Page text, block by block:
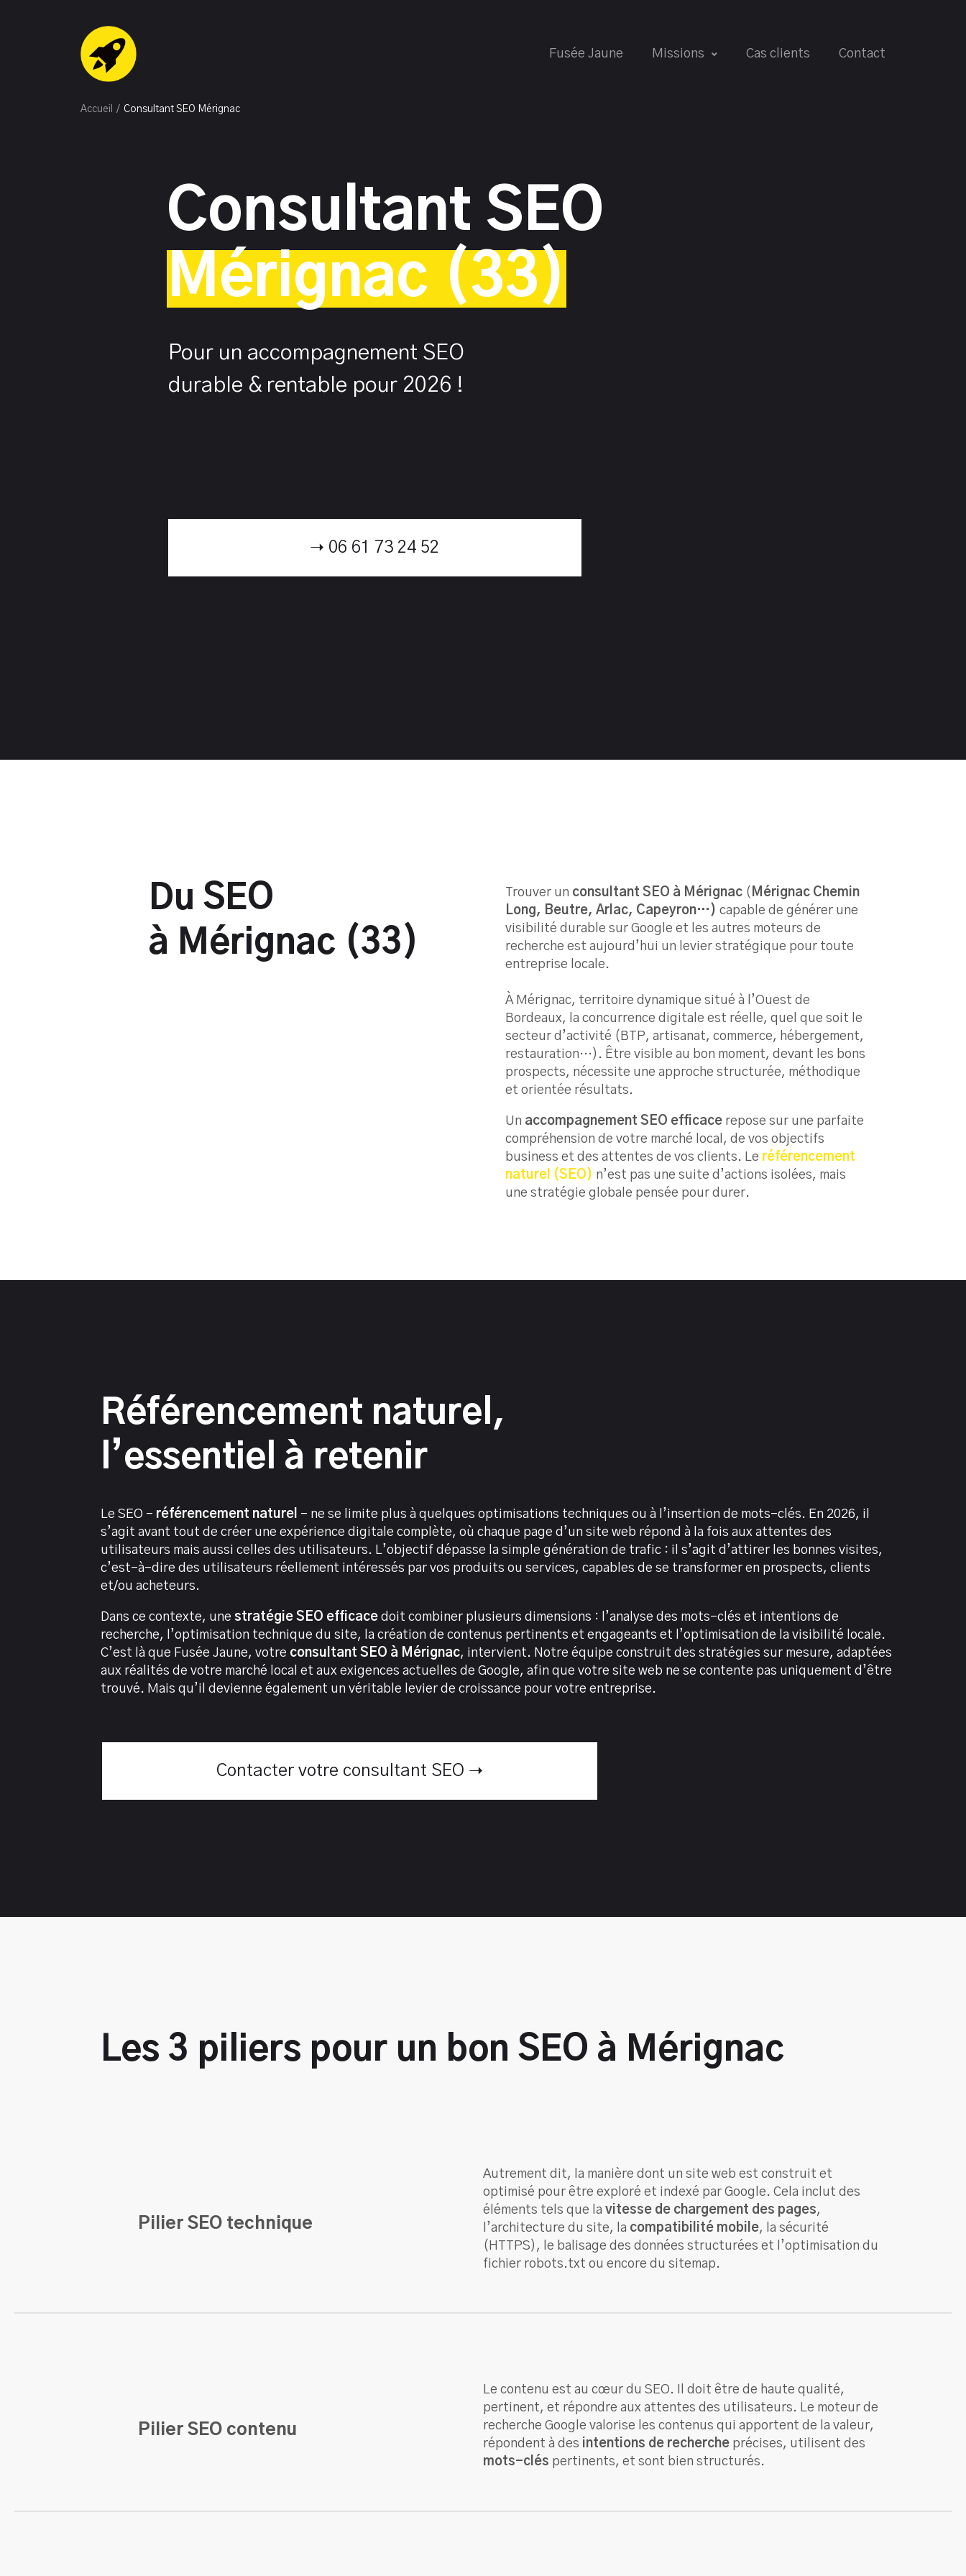
Fusée Jaune Missions Cas clients Contact
Accueil / Consultant SEO Mérignac
Consultant SEO
Mérignac (33)
Pour un accompagnement SEO
durable & rentable pour 2026 !
➝ 06 61 73 24 52
Du SEO
à Mérignac (33)
Trouver un consultant SEO à Mérignac( Mérignac Chemin
Long, Beutre, Arlac, Capeyron…) capable de générer une
visibilité durable sur Google et les autres moteurs de
recherche est aujourd’hui un levier stratégique pour toute
entreprise locale.
À Mérignac, territoire dynamique situé à l’Ouest de
Bordeaux, la concurrence digitale est réelle, quel que soit le
secteur d’activité (BTP, artisanat, commerce, hébergement,
restauration…). Être visible au bon moment, devant les bons
prospects, nécessite une approche structurée, méthodique
et orientée résultats.
Un accompagnement SEO efficacerepose sur une parfaite
compréhension de votre marché local, de vos objectifs
business et des attentes de vos clients. Le référencement
naturel (SEO) n’est pas une suite d’actions isolées, mais
une stratégie globale pensée pour durer.
Référencement naturel,
l’essentiel à retenir
Le SEO – référencement naturel – ne se limite plus à quelques optimisations techniques ou à l’insertion de mots-clés. En 2026, il
s’agit avant tout de créer une expérience digitale complète, où chaque page d’un site web répond à la fois aux attentes des
utilisateurs mais aussi celles des utilisateurs. L’objectif dépasse la simple génération de trafic : il s’agit d’attirer les bonnes visites,
c’est-à-dire des utilisateurs réellement intéressés par vos produits ou services, capables de se transformer en prospects, clients
et/ou acheteurs.
Dans ce contexte, une stratégie SEO efficace doit combiner plusieurs dimensions : l’analyse des mots-clés et intentions de
recherche, l’optimisation technique du site, la création de contenus pertinents et engageants et l’optimisation de la visibilité locale.
C’est là que Fusée Jaune, votre consultant SEO à Mérignac, intervient. Notre équipe construit des stratégies sur mesure, adaptées
aux réalités de votre marché local et aux exigences actuelles de Google, afin que votre site web ne se contente pas uniquement d’être
trouvé. Mais qu’il devienne également un véritable levier de croissance pour votre entreprise.
Contacter votre consultant SEO ➝
Les 3 piliers pour un bon SEO à Mérignac
Pilier SEO technique
Autrement dit, la manière dont un site web est construit et
optimisé pour être exploré et indexé par Google. Cela inclut des
éléments tels que la vitesse de chargement des pages,
l’architecture du site, la compatibilité mobile, la sécurité
(HTTPS), le balisage des données structurées et l’optimisation du
fichier robots.txt ou encore du sitemap.
Pilier SEO contenu
Le contenu est au cœur du SEO. Il doit être de haute qualité,
pertinent, et répondre aux attentes des utilisateurs. Le moteur de
recherche Google valorise les contenus qui apportent de la valeur,
répondent à des
intentions de recherche précises, utilisent des
mots-clés pertinents, et sont bien structurés.